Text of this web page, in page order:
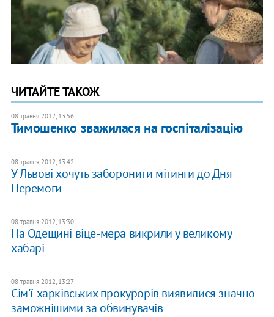
ЧИТАЙТЕ ТАКОЖ
08 травня 2012, 13:56
Тимошенко зважилася на госпіталізацію
08 травня 2012, 13:42
У Львові хочуть заборонити мітинги до Дня
Перемоги
08 травня 2012, 13:30
На Одещині віце-мера викрили у великому
хабарі
08 травня 2012, 13:27
Сім'ї харківських прокурорів виявилися значно
заможнішими за обвинувачів